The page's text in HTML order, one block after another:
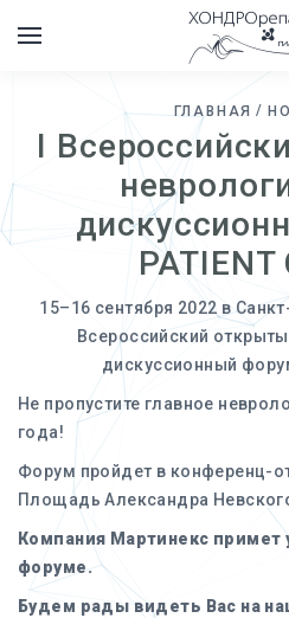
ГЛАВНАЯ
I
PATIENT
15–16 сентября 2022 в
Всероссийский
дискуссионный
Не пропустите главное
года!
Форум пройдет в конференц-
Площадь Александра
Компания Мартинекс примет
форуме.
Будем рады видеть Вас на